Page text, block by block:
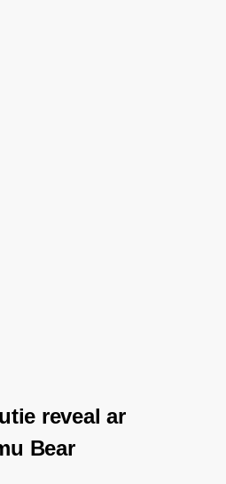
reveal ar
Bear